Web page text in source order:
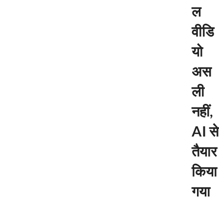
ल
वीडि
यो
अस
ली
नहीं,
AI से
तैयार
किया
गया